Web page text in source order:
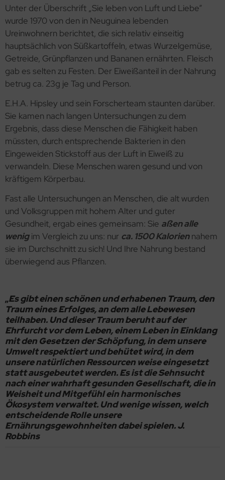
Unter der Überschrift „Sie leben von Luft und Liebe“
wurde 1970 von den in Neuguinea lebenden
Ureinwohnern berichtet, die sich relativ einseitig
hauptsächlich von Süßkartoffeln, etwas Wurzelgemüse,
Getreide, Grünpflanzen und Bananen ernährten. Fleisch
gab es selten zu Festen. Der Eiweißanteil in der Nahrung
betrug ca. 23g je Tag und Person.
E.H.A. Hipsley und sein Forscherteam staunten darüber.
Sie kamen nach langen Untersuchungen zu dem
Ergebnis, dass diese Menschen die Fähigkeit haben
müssten, durch entsprechende Bakterien in den
Eingeweiden Stickstoff aus der Luft in Eiweiß zu
verwandeln. Diese Menschen waren gesund und von
kräftigem Körperbau.
Fast alle Untersuchungen an Menschen, die alt wurden
und Volksgruppen mit hohem Alter und guter
Gesundheit, ergab eines gemeinsam: Sie aßen alle
wenigim Vergleich zu uns: nur ca. 1500 Kaloriennahem
sie im Durchschnitt zu sich! Und Ihre Nahrung bestand
überwiegend aus Pflanzen.
„Es gibt einen schönen und erhabenen Traum, den
Traum eines Erfolges, an dem alle Lebewesen
teilhaben. Und dieser Traum beruht auf der
Ehrfurcht vor dem Leben, einem Leben in Einklang
mit den Gesetzen der Schöpfung, in dem unsere
Umwelt respektiert und behütet wird, in dem
unsere natürlichen Ressourcen weise eingesetzt
statt ausgebeutet werden. Es ist die Sehnsucht
nacheiner wahrhaft gesunden Gesellschaft, die in
Weisheit und Mitgefühl ein harmonisches
Ökosystem verwaltet. Und wenige wissen, welch
entscheidende Rolle unsere
Ernährungsgewohnheiten dabei spielen. J.
Robbins